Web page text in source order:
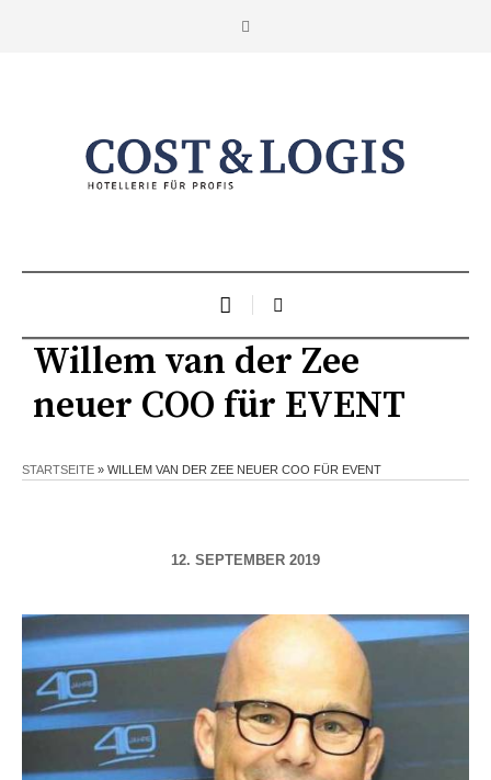
Willem van der Zee
neuer COO für EVENT
STARTSEITE » WILLEM VAN DER ZEE NEUER COO FÜR EVENT
12. SEPTEMBER 2019